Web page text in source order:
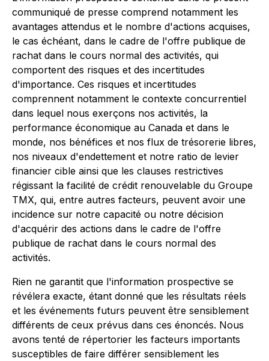
communiqué de presse comprend notamment les
avantages attendus et le nombre d'actions acquises,
le cas échéant, dans le cadre de l'offre publique de
rachat dans le cours normal des activités, qui
comportent des risques et des incertitudes
d'importance. Ces risques et incertitudes
comprennent notamment le contexte concurrentiel
dans lequel nous exerçons nos activités, la
performance économique au Canada et dans le
monde, nos bénéfices et nos flux de trésorerie libres,
nos niveaux d'endettement et notre ratio de levier
financier cible ainsi que les clauses restrictives
régissant la facilité de crédit renouvelable du Groupe
TMX, qui, entre autres facteurs, peuvent avoir une
incidence sur notre capacité ou notre décision
d'acquérir des actions dans le cadre de l'offre
publique de rachat dans le cours normal des
activités.
Rien ne garantit que l'information prospective se
révélera exacte, étant donné que les résultats réels
et les événements futurs peuvent être sensiblement
différents de ceux prévus dans ces énoncés. Nous
avons tenté de répertorier les facteurs importants
susceptibles de faire différer sensiblement les